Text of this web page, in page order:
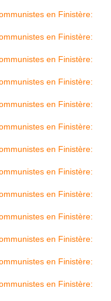
en Finistère:
en Finistère:
en Finistère:
en Finistère:
en Finistère:
en Finistère:
en Finistère:
en Finistère:
en Finistère:
en Finistère:
en Finistère:
en Finistère:
en Finistère: